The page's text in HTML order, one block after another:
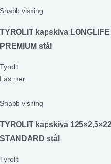
Snabb visning
TYROLIT kapskiva
PREMIUM stål
Tyrolit
Läs mer
Snabb visning
TYROLIT kapskiva
STANDARD stål
Tyrolit